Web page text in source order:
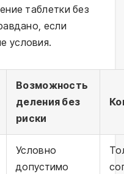
таблетки без
если
условия.
Возможность
деления без
риски
Условно
допустимо